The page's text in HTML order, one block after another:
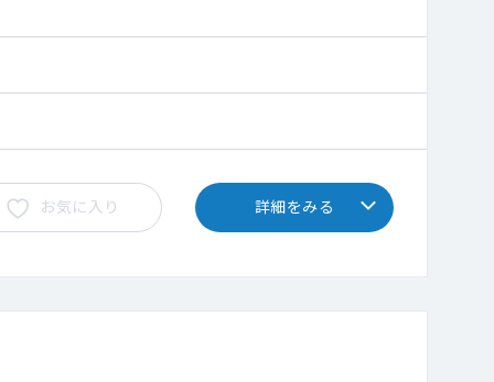
お気に入り 詳細をみる